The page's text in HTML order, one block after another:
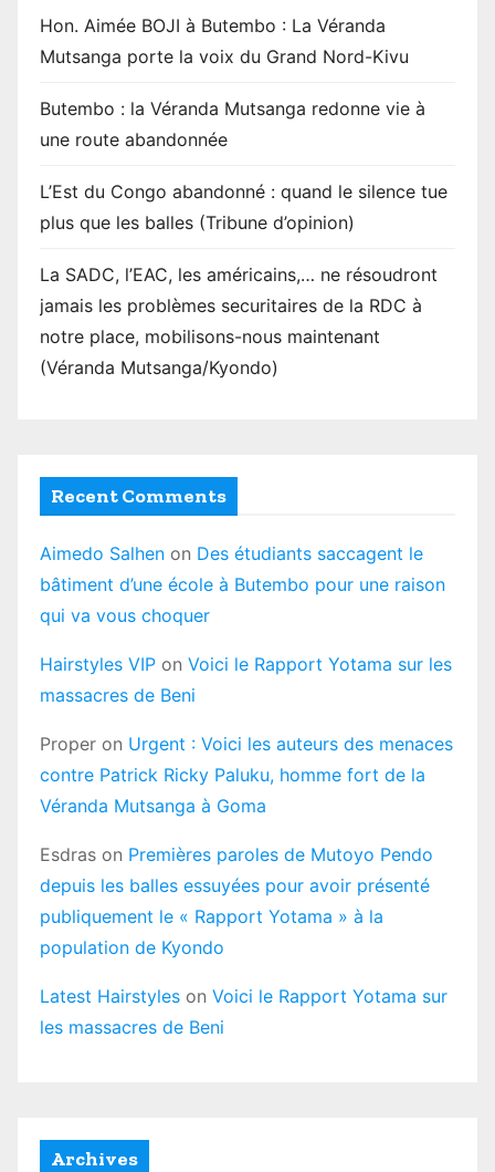
Hon. Aimée BOJI à Butembo : La Véranda
Mutsanga porte la voix du Grand Nord-Kivu
Butembo : la Véranda Mutsanga redonne vie à
une route abandonnée
L’Est du Congo abandonné : quand le silence tue
plus que les balles (Tribune d’opinion)
La SADC, l’EAC, les américains,… ne résoudront
jamais les problèmes securitaires de la RDC à
notre place, mobilisons-nous maintenant
(Véranda Mutsanga/Kyondo)
Recent Comments
Aimedo Salhen on Des étudiants saccagent le
bâtiment d’une école à Butembo pour une raison
qui va vous choquer
Hairstyles VIP on Voici le Rapport Yotama sur les
massacres de Beni
Proper on Urgent : Voici les auteurs des menaces
contre Patrick Ricky Paluku, homme fort de la
Véranda Mutsanga à Goma
Esdras on Premières paroles de Mutoyo Pendo
depuis les balles essuyées pour avoir présenté
publiquement le « Rapport Yotama » à la
population de Kyondo
Latest Hairstyles on Voici le Rapport Yotama sur
les massacres de Beni
Archives